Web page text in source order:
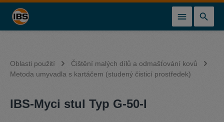
obsah
Oblasti použití
Čištění malých dílů a odmašťování kovů
Metoda umyvadla s kartáčem (studený čisticí prostředek)
IBS-Myci stul Typ G-50-I